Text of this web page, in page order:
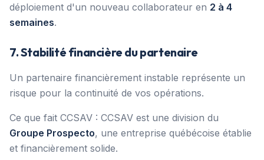
déploiement d'un nouveau collaborateur en 2 à 4
semaines.
7. Stabilité financière du partenaire
Un partenaire financièrement instable représente un
risque pour la continuité de vos opérations.
Ce que fait CCSAV : CCSAV est une division du
Groupe Prospecto, une entreprise québécoise établie
et financièrement solide.